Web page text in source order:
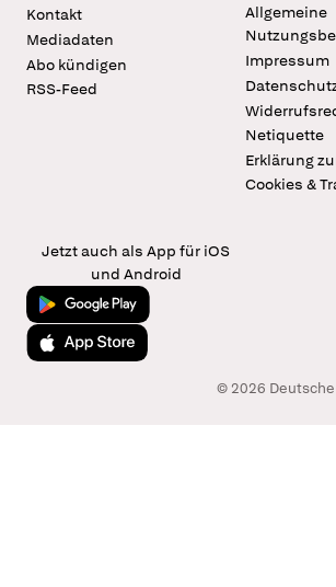
Kontakt
Mediadaten
Abo kündigen
RSS-Feed
Allgemeine
Impressum
Netiquette
Erklärung
Cookies &
Jetzt auch als App für iOS
und Android
Jetzt bei Google Play
Laden im App Store
© 2026